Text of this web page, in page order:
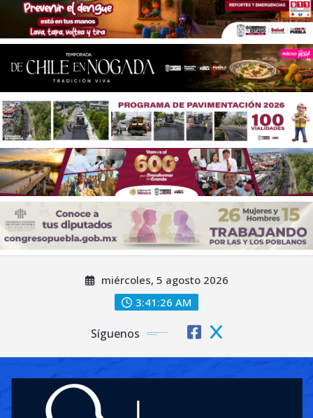
miércoles, 5 agosto 2026
3:41:29 AM
Síguenos